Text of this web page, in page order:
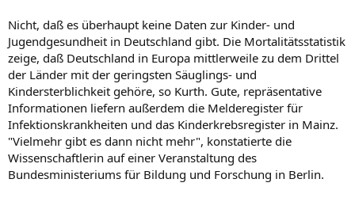
Nicht, daß es überhaupt keine Daten zur Kinder- und
Jugendgesundheit in Deutschland gibt. Die Mortalitätsstatistik
zeige, daß Deutschland in Europa mittlerweile zu dem Drittel
der Länder mit der geringsten Säuglings- und
Kindersterblichkeit gehöre, so Kurth. Gute, repräsentative
Informationen liefern außerdem die Melderegister für
Infektionskrankheiten und das Kinderkrebsregister in Mainz.
"Vielmehr gibt es dann nicht mehr", konstatierte die
Wissenschaftlerin auf einer Veranstaltung des
Bundesministeriums für Bildung und Forschung in Berlin.